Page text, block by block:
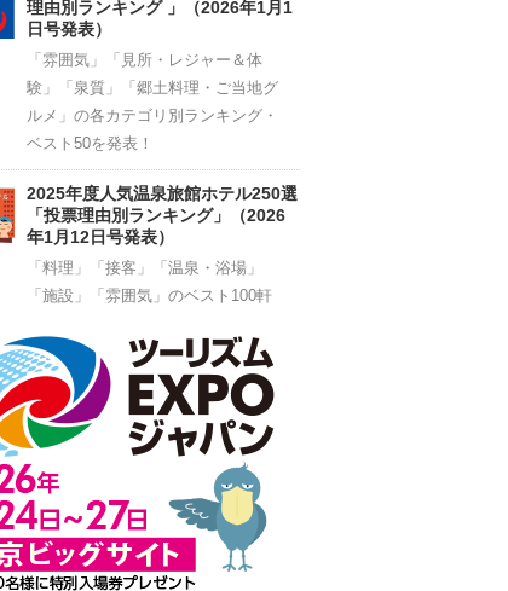
理由別ランキング 」（2026年1月1
日号発表）
「雰囲気」「見所・レジャー＆体
験」「泉質」「郷土料理・ご当地グ
ルメ」の各カテゴリ別ランキング・
ベスト50を発表！
2025年度人気温泉旅館ホテル250選
「投票理由別ランキング」（2026
年1月12日号発表）
「料理」「接客」「温泉・浴場」
「施設」「雰囲気」のベスト100軒